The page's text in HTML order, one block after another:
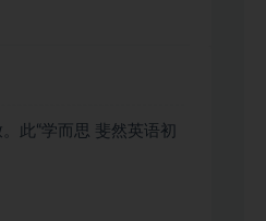
此“学而思 斐然英语初